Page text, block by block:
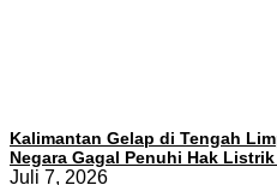
Kalimantan Gelap di Tengah
Negara Gagal Penuhi Hak Listrik
Juli 7, 2026